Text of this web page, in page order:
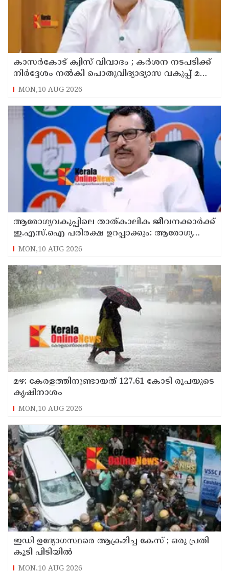
കാസർകോട് ക്വിസ് വിവാദം ; കർശന നടപടിക്ക്
നിർദ്ദേശം നൽകി പൊതുവിദ്യാഭ്യാസ വകുപ്പ് മന്ത്രി
എൻ ഷംസുദ്ദീൻ
MON,10 AUG 2026
ആരോഗ്യവകുപ്പിലെ താത്കാലിക ജീവനക്കാർക്ക്
ഇ.എസ്.ഐ പരിരക്ഷ ഉറപ്പാക്കും: ആരോഗ്യ
മന്ത്രി കെ. മുരളീധരൻ
MON,10 AUG 2026
മഴ: കേരളത്തിനുണ്ടായത് 127.61 കോടി രൂപയുടെ
കൃഷിനാശം
MON,10 AUG 2026
ഇഡി ഉദ്യോഗസ്ഥരെ ആക്രമിച്ച കേസ് ; ഒരു പ്രതി
കൂടി പിടിയിൽ
MON,10 AUG 2026